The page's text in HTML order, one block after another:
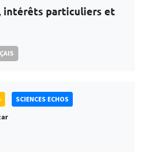
intérêts particuliers et
SCIENCES ECHOS